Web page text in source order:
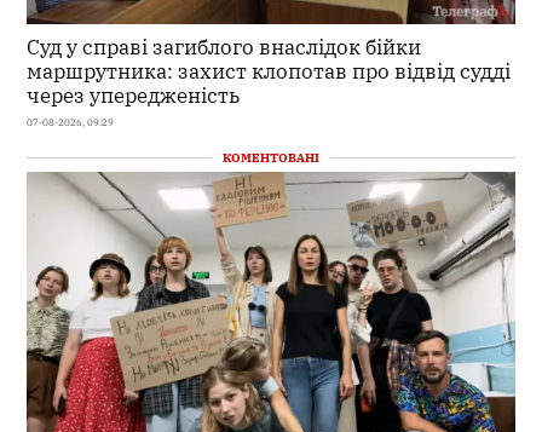
Суд у справі загиблого внаслідок бійки
маршрутника: захист клопотав про відвід судді
через упередженість
07-08-2026, 09:29
КОМЕНТОВАНІ